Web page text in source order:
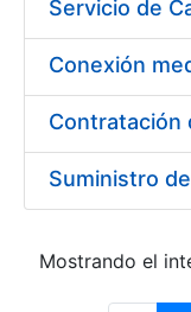
Mostrando el